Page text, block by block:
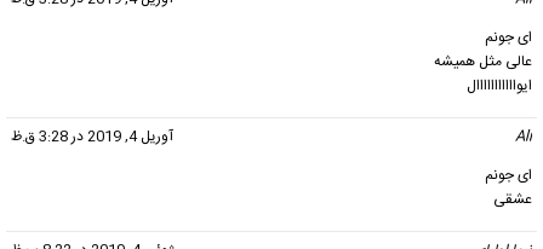
ای جونم
عالی مثل همیشه
ایوااااااااااال
Ali
آوریل 4, 2019 در 3:28 ق.ظ
ای جونم
عشقی